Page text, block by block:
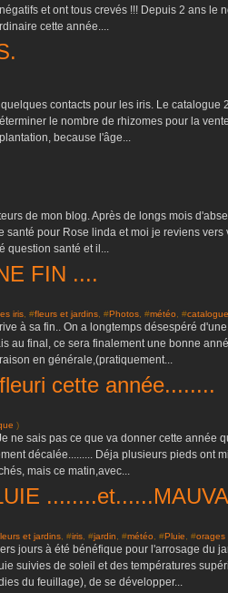
et ont tous crevés !!! Depuis 2 ans le
cette année....
contacts pour les iris. Le catalogue
le nombre de rhizomes pour la
because l'âge...
de mon blog. Après de longs mois
santé pour Rose linda et moi je reviens
question santé et il...
FIN ....
iris , #fleurs et jardins , #Photos , #météo , #
à sa fin.. On a longtemps désespéré
au final, ce sera finalement une bonne
en générale,(pratiquement...
cette année........
)
ne sais pas ce que va donner cette année
décalée......... Déja plusieurs pieds ont
mais ce matin,avec...
et jardins , #iris , #jardin , #météo , #Pluie , #orages
jours à été bénéfique pour l'arrosage du
suivies de soleil et des températures
du feuillage), de se développer...